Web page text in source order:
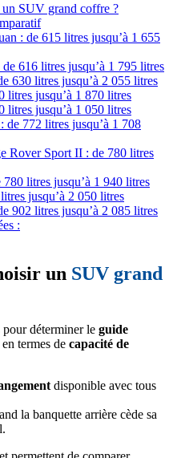
SUV grand coffre ?
: de 615 litres jusqu’à 1 655
616 litres jusqu’à 1 795 litres
630 litres jusqu’à 2 055 litres
jusqu’à 1 870 litres
jusqu’à 1 050 litres
de 772 litres jusqu’à 1 708
Rover Sport II : de 780 litres
litres jusqu’à 1 940 litres
jusqu’à 2 050 litres
902 litres jusqu’à 2 085 litres
:
un SUV grand
déterminer le guide
en termes de capacité de
disponible avec tous
la banquette arrière cède sa